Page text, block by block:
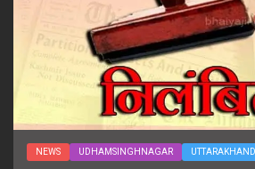
NEWS UDHAMSINGHNAGAR UTTARAKHAND